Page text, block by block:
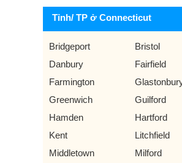
Tỉnh/ TP ở Connecticut
Bridgeport
Bristol
Danbury
Fairfield
Farmington
Greenwich
Guilford
Hamden
Hartford
Kent
Litchfield
Middletown
Milford